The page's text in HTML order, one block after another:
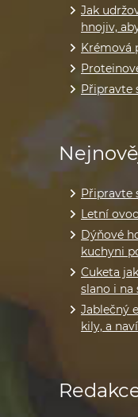
Jak
hnojiv,
Krémová
Připravte
Připravte
Letní
Dýňové
kuchyni
Cuketa
slano i na
Jablečný
kily, a